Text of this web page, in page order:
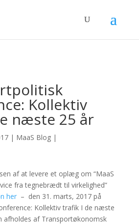
Kollektiv
næste 25 år
| MaaS Blog|
af at levere et oplæg om “MaaS
fra tegnebrædt til virkelighed”
her– den 31. marts, 2017 på
Kollektiv trafik I de næste
afholdes af Transportøkonomsk